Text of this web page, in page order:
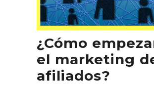
¿Cómo
el marketing
afiliados?